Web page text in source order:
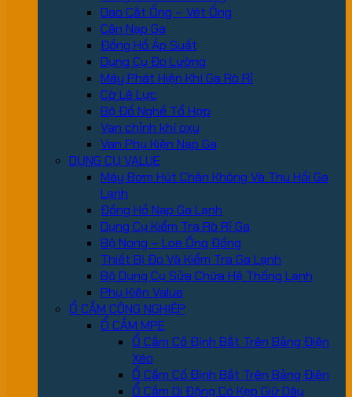
Dao Cắt Ống – Vét Ống
Cân Nạp Ga
Đồng Hồ Áp Suất
Dụng Cụ Đo Lường
Máy Phát Hiện Khí Ga Rò Rỉ
Cờ Lê Lực
Bộ Đồ Nghề Tổ Hợp
Van chỉnh khí oxy
Van Phụ Kiện Nạp Ga
DỤNG CỤ VALUE
Máy Bơm Hút Chân Không Và Thu Hồi Ga
Lạnh
Đồng Hồ Nạp Ga Lạnh
Dụng Cụ Kiểm Tra Rò Rỉ Ga
Bộ Nong – Loe Ống Đồng
Thiết Bị Đo Và Kiểm Tra Ga Lạnh
Bộ Dụng Cụ Sửa Chữa Hệ Thống Lạnh
Phụ Kiện Value
Ổ CẮM CÔNG NGHIỆP
Ổ CẮM MPE
Ổ Cắm Cố Định Bắt Trên Bảng Điện
Xéo
Ổ Cắm Cố Định Bắt Trên Bảng Điện
Ổ Cắm Di Động Có Kẹp Giữ Dây